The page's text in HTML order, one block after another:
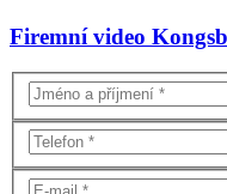
Firemní video